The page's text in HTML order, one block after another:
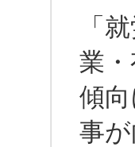
「
業
傾
事